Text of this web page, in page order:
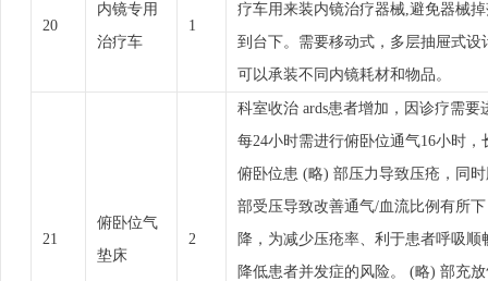
20
内镜专用
治疗车
1
疗车用来装内镜治疗器械,避免器械
到台下。需要移动式，多层抽屉式设
可以承装不同内镜耗材和物品。
21
俯卧位气
垫床
2
科室收治 ards患者增加，因诊疗需要
每24小时需进行俯卧位通气16小时，
俯卧位患 (略) 部压力导致压疮，同
部受压导致改善通气/血流比例有所下
降，为减少压疮率、利于患者呼吸顺
降低患者并发症的风险。 (略) 部充